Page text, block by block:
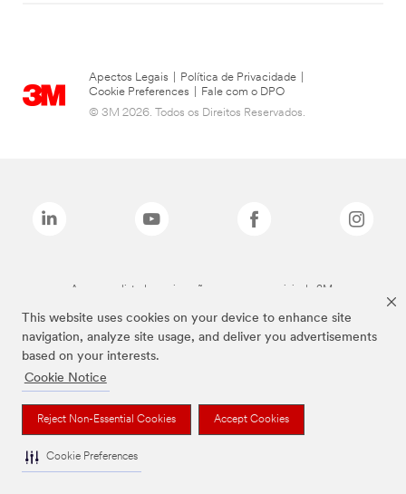
This website uses cookies on your device to enhance site
navigation, analyze site usage, and deliver you advertisements
based on your interests.
Cookie Notice
Reject Non-Essential Cookies Accept Cookies
Cookie Preferences
Apectos Legais Política de Privacidade
Cookie Preferences
Fale com o DPO
© 3M 2026. Todos os Direitos Reservados.
As marcas listadas a cima são marcas comerciais da 3M.